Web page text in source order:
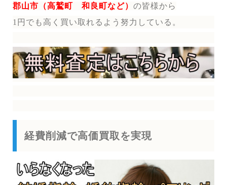
郡山市（高鷲町 和良町など） の皆様から
1円でも高く買い取れるよう努力している。
経費削減で高価買取を実現